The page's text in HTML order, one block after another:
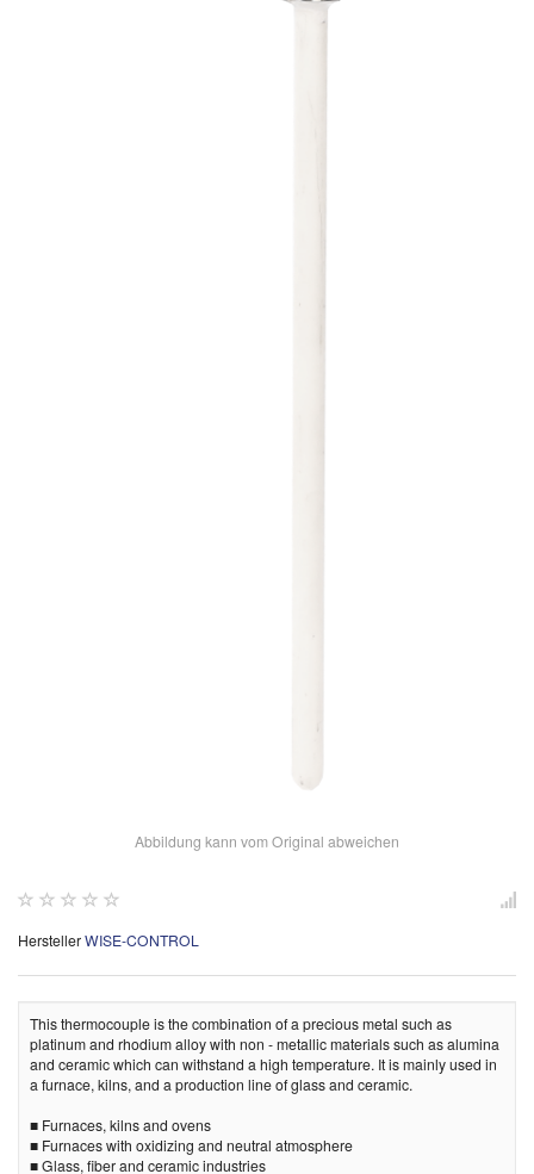
Abbildung kann vom Original abweichen
HerstellerWISE-CONTROL
This thermocouple is the combination of a precious metal such as
platinum and rhodium alloy with non - metallic materials such as alumina
and ceramic which can withstand a high temperature. It is mainly used in
a furnace, kilns, and a production line of glass and ceramic.
■ Furnaces, kilns and ovens
■ Furnaces with oxidizing and neutral atmosphere
■ Glass, fiber and ceramic industries